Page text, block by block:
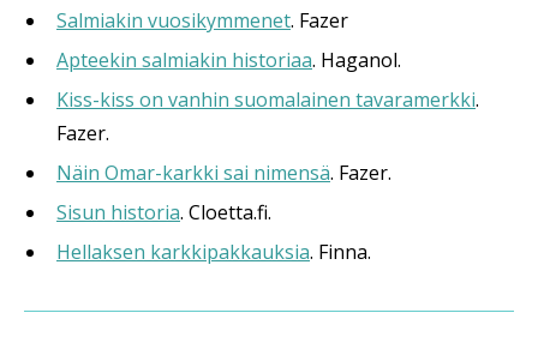
Salmiakin vuosikymmenet. Fazer
Apteekin salmiakin historiaa. Haganol.
Kiss-kiss on vanhin suomalainen tavaramerkki.
Fazer.
Näin Omar-karkki sai nimensä. Fazer.
Sisun historia. Cloetta.fi.
Hellaksen karkkipakkauksia. Finna.